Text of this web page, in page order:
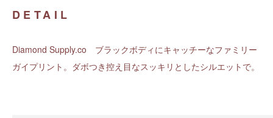
DETAIL
Diamond Supply.co ブラックボディにキャッチーなファミリー
ガイプリント。ダボつき控え目なスッキリとしたシルエットで。